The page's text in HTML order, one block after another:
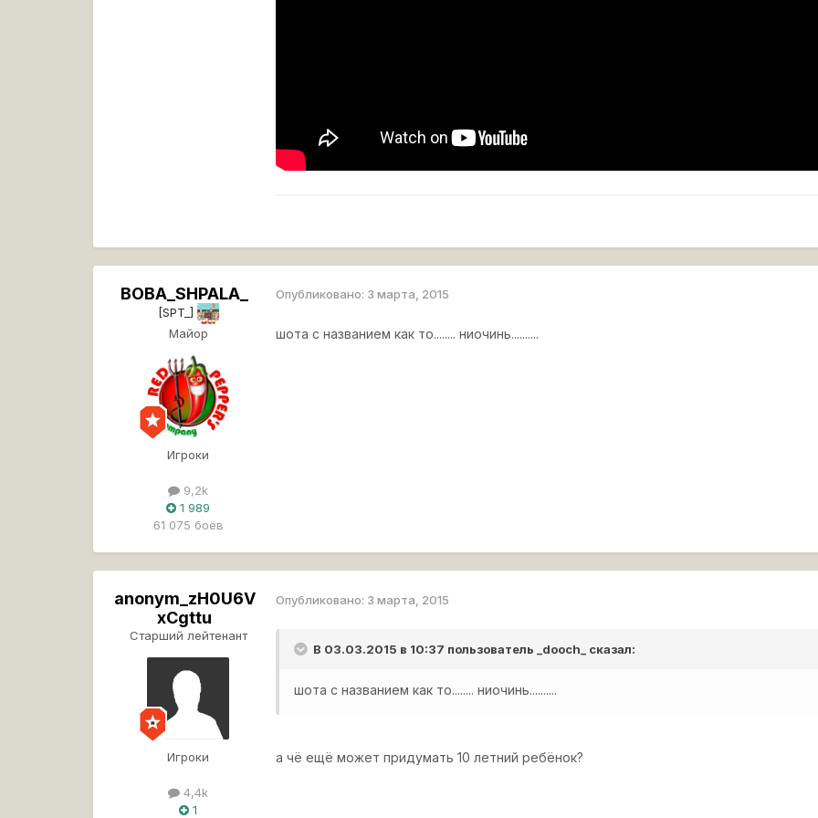
BOBA_SHPALA_
[SPT_]
Майор
Игроки
9,2k
1 989
61 075 боёв
Опубликовано: 3 марта, 2015
шота с названием как то........ ниочинь..........
anonym_zH0U6V
xCgttu
Старший лейтенант
Игроки
4,4k
1
Опубликовано: 3 марта, 2015
В 03.03.2015 в 10:37 пользователь _dooch_ сказал:
шота с названием как то........ ниочинь..........
а чё ещё может придумать 10 летний ребёнок?